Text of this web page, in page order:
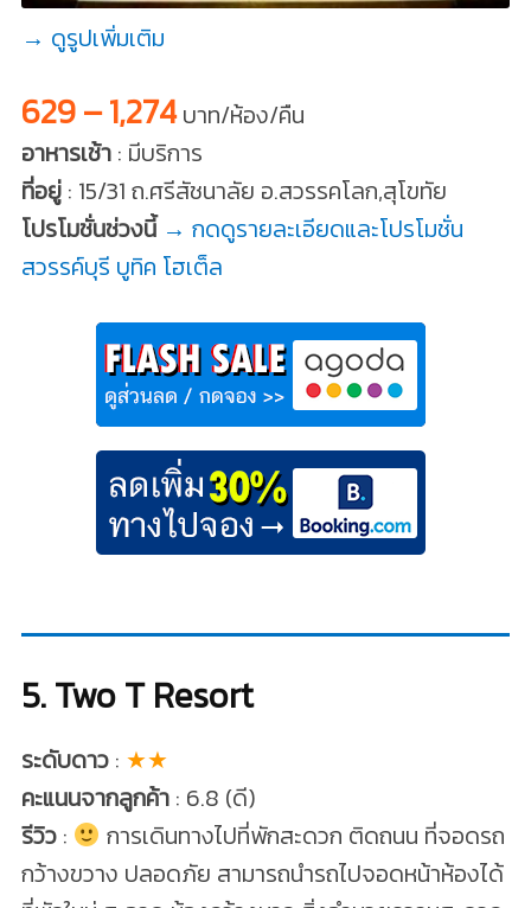
→ ดูรูปเพิ่มเติม
629 – 1,274บาท/ห้อง/คืน
อาหารเช้า: มีบริการ
ที่อยู่: 15/31 ถ.ศรีสัชนาลัย อ.สวรรคโลก,สุโขทัย
โปรโมชั่นช่วงนี้ → กดดูรายละเอียดและโปรโมชั่น
สวรรค์บุรี บูทิค โฮเต็ล
5. Two T Resort
ระดับดาว: ★★
คะแนนจากลูกค้า: 6.8 (ดี)
รีวิว:
การเดินทางไปที่พักสะดวก ติดถนน ที่จอดรถ
กว้างขวาง ปลอดภัย สามารถนำรถไปจอดหน้าห้องได้